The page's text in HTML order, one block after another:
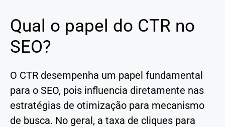
Qual o papel do CTR no
SEO?
O CTR desempenha um papel fundamental
para o SEO, pois influencia diretamente nas
estratégias de otimização para mecanismo
de busca. No geral, a taxa de cliques para